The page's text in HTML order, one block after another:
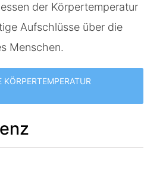
der Körpertemperatur
Aufschlüsse über die
Menschen.
KÖRPERTEMPERATUR